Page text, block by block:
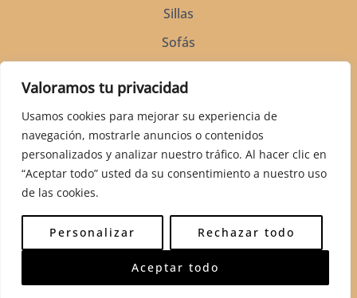
Valoramos tu privacidad
Usamos cookies para mejorar su experiencia de
navegación, mostrarle anuncios o contenidos
personalizados y analizar nuestro tráfico. Al hacer clic en
“Aceptar todo” usted da su consentimiento a nuestro uso
de las cookies.
Personalizar Rechazar todo
Aceptar todo
Sillas
Sofás
© 2026 Muebles Rústicos Artesanales es un producto de Jorge
Kurczyn HSK S.A. de C.V.
Priv. Pino 22, Los Nogales, 61608 Pátzcuaro, Mich. México
Whatsapp: +52 56 3185 5299